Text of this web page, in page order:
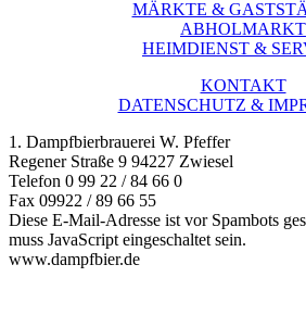
MÄRKTE &
ABHOLMARKT
HEIMDIENST &
KONTAKT
DATENSCHUTZ &
1. Dampfbierbrauerei W. Pfeffer
Regener Straße 9 94227 Zwiesel
Telefon 0 99 22 / 84 66 0
Fax 09922 / 89 66 55
Diese E-Mail-Adresse ist vor Spambots
muss JavaScript eingeschaltet sein.
www.dampfbier.de